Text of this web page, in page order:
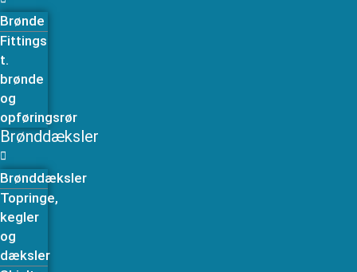
Brønde
Fittings
t.
brønde
og
opføringsrør
Brønddæksler
Brønddæksler
Topringe,
kegler
og
dæksler